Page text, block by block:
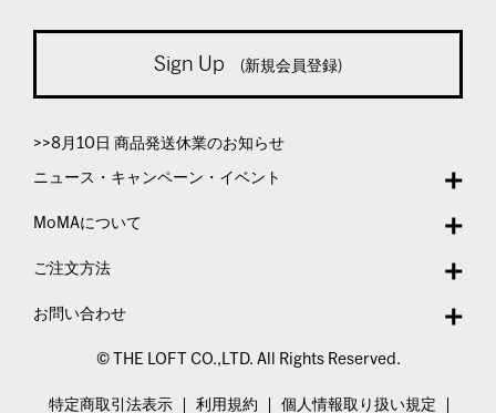
Sign Up (新規会員登録)
>>8月10日 商品発送休業のお知らせ
ニュース・キャンペーン・イベント
MoMAについて
ご注文方法
お問い合わせ
© THE LOFT CO.,LTD. All Rights Reserved.
特定商取引法表示 利用規約 個人情報取り扱い規定